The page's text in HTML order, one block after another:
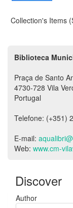
Collection's Items
Biblioteca
Praça de Santo
4730-728 Vila
Portugal
Telefone: (+351)
E-mail:
Web:www.cm-
Discover
Author